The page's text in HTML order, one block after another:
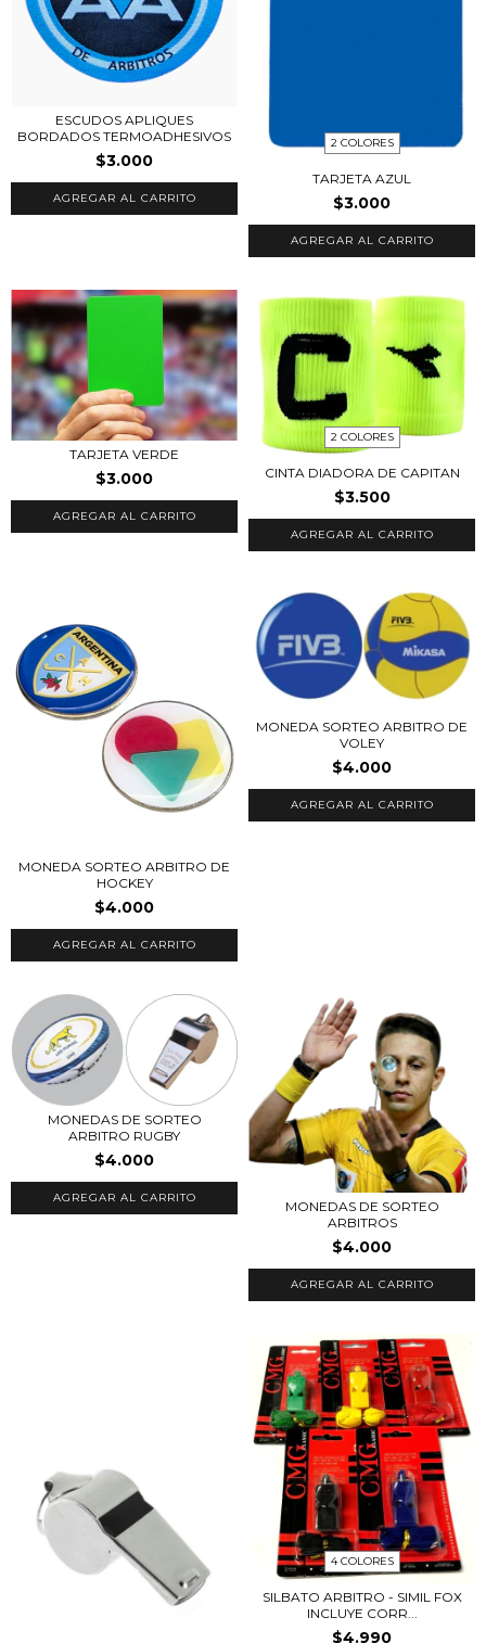
ESCUDOS APLIQUES
BORDADOS TERMOADHESIVOS
$3.000
AGREGAR AL CARRITO
2 COLORES
TARJETA AZUL
$3.000
AGREGAR AL CARRITO
TARJETA VERDE
$3.000
AGREGAR AL CARRITO
2 COLORES
CINTA DIADORA DE CAPITAN
$3.500
AGREGAR AL CARRITO
MONEDA SORTEO ARBITRO DE
HOCKEY
$4.000
AGREGAR AL CARRITO
MONEDA SORTEO ARBITRO DE
VOLEY
$4.000
AGREGAR AL CARRITO
MONEDAS DE SORTEO
ARBITRO RUGBY
$4.000
AGREGAR AL CARRITO
MONEDAS DE SORTEO
ARBITROS
$4.000
AGREGAR AL CARRITO
4 COLORES
SILBATO ARBITRO - SIMIL FOX
INCLUYE CORR...
$4.990